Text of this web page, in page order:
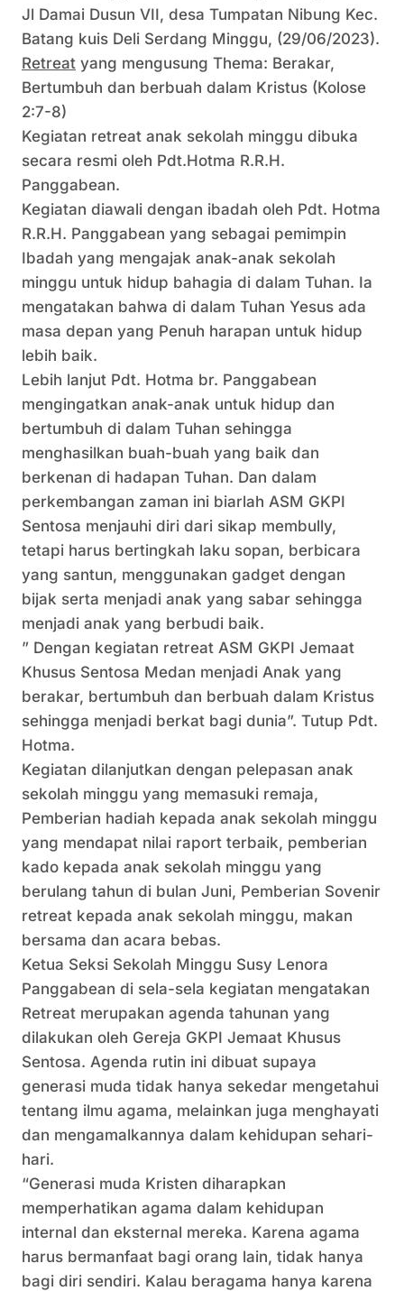
Jl Damai Dusun VII, desa Tumpatan Nibung Kec.
Batang kuis Deli Serdang Minggu, (29/06/2023).
Retreat yang mengusung Thema: Berakar,
Bertumbuh dan berbuah dalam Kristus (Kolose
2:7-8)
Kegiatan retreat anak sekolah minggu dibuka
secara resmi oleh Pdt.Hotma R.R.H.
Panggabean.
Kegiatan diawali dengan ibadah oleh Pdt. Hotma
R.R.H. Panggabean yang sebagai pemimpin
Ibadah yang mengajak anak-anak sekolah
minggu untuk hidup bahagia di dalam Tuhan. Ia
mengatakan bahwa di dalam Tuhan Yesus ada
masa depan yang Penuh harapan untuk hidup
lebih baik.
Lebih lanjut Pdt. Hotma br. Panggabean
mengingatkan anak-anak untuk hidup dan
bertumbuh di dalam Tuhan sehingga
menghasilkan buah-buah yang baik dan
berkenan di hadapan Tuhan. Dan dalam
perkembangan zaman ini biarlah ASM GKPI
Sentosa menjauhi diri dari sikap membully,
tetapi harus bertingkah laku sopan, berbicara
yang santun, menggunakan gadget dengan
bijak serta menjadi anak yang sabar sehingga
menjadi anak yang berbudi baik.
” Dengan kegiatan retreat ASM GKPI Jemaat
Khusus Sentosa Medan menjadi Anak yang
berakar, bertumbuh dan berbuah dalam Kristus
sehingga menjadi berkat bagi dunia”. Tutup Pdt.
Hotma.
Kegiatan dilanjutkan dengan pelepasan anak
sekolah minggu yang memasuki remaja,
Pemberian hadiah kepada anak sekolah minggu
yang mendapat nilai raport terbaik, pemberian
kado kepada anak sekolah minggu yang
berulang tahun di bulan Juni, Pemberian Sovenir
retreat kepada anak sekolah minggu, makan
bersama dan acara bebas.
Ketua Seksi Sekolah Minggu Susy Lenora
Panggabean di sela-sela kegiatan mengatakan
Retreat merupakan agenda tahunan yang
dilakukan oleh Gereja GKPI Jemaat Khusus
Sentosa. Agenda rutin ini dibuat supaya
generasi muda tidak hanya sekedar mengetahui
tentang ilmu agama, melainkan juga menghayati
dan mengamalkannya dalam kehidupan sehari-
hari.
“Generasi muda Kristen diharapkan
memperhatikan agama dalam kehidupan
internal dan eksternal mereka. Karena agama
harus bermanfaat bagi orang lain, tidak hanya
bagi diri sendiri. Kalau beragama hanya karena